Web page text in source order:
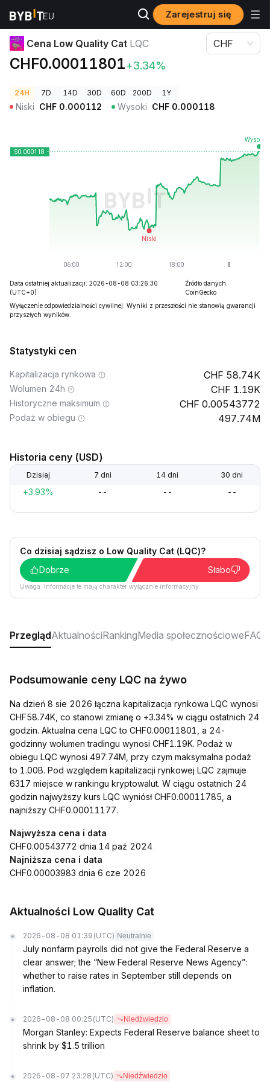
Zarejestruj się
Ceny kryptowalut Cena Low Quality Cat LQC
Cena Low Quality Cat LQC
CHF0.00011801+3.34%
CHF
24H 7D 14D 30D 60D 200D 1Y
Niski CHF 0.000112 Wysoki CHF 0.000118
Data ostatniej aktualizacji: 2026-08-08 03:26:30
(UTC+0)
Źródło danych:
CoinGecko
Wyłączenie odpowiedzialności cywilnej: Wyniki z przeszłości nie stanowią gwarancji
przyszłych wyników.
Statystyki cen
Kapitalizacja rynkowa 58.74K
Wolumen 24h 1.19K
Historyczne maksimum 0.00543772
Podaż w obiegu 497.74M
Historia ceny (USD)
Dzisiaj 7 dni 14 dni 30 dni
+3.93% -- -- --
Co dzisiaj sądzisz o Low Quality Cat (LQC)?
Dobrze
Słabo
Uwaga: Informacje te mają charakter wyłącznie informacyjny.
PrzeglądAktualnościRankingMedia społecznościoweFAQ
Podsumowanie ceny LQC na żywo
Na dzień 8 sie 2026 łączna kapitalizacja rynkowa LQC wynosi
CHF58.74K, co stanowi zmianę o +3.34% w ciągu ostatnich 24
godzin. Aktualna cena LQC to CHF0.00011801, a 24-
godzinny wolumen tradingu wynosi CHF1.19K. Podaż w
obiegu LQC wynosi 497.74M, przy czym maksymalna podaż
to 1.00B. Pod względem kapitalizacji rynkowej LQC zajmuje
6317 miejsce w rankingu kryptowalut. W ciągu ostatnich 24
godzin najwyższy kurs LQC wyniósł CHF0.00011785, a
najniższy CHF0.00011177.
Najwyższa cena i data
CHF0.00543772 dnia 14 paź 2024
Najniższa cena i data
CHF0.00003983 dnia 6 cze 2026
Aktualności Low Quality Cat
2026-08-08 01:39 (UTC) Neutralnie
July nonfarm payrolls did not give the Federal Reserve a
clear answer; the “New Federal Reserve News Agency”:
whether to raise rates in September still depends on
inflation.
2026-08-08 00:25 (UTC) Niedźwiedzio
Morgan Stanley: Expects Federal Reserve balance sheet to
shrink by $1.5 trillion
2026-08-07 23:28 (UTC) Niedźwiedzio